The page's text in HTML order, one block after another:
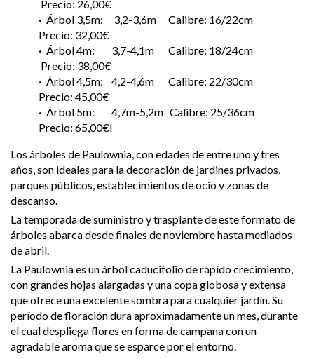
Precio: 26,00€
· Árbol 3,5m: 3,2-3,6m Calibre: 16/22cm
Precio: 32,00€
· Árbol 4m: 3,7-4,1m Calibre: 18/24cm
Precio: 38,00€
· Árbol 4,5m: 4,2-4,6m Calibre: 22/30cm
Precio: 45,00€
· Árbol 5m: 4,7m-5,2m Calibre: 25/36cm
Precio: 65,00€l
Los árboles de Paulownia, con edades de entre uno y tres
años, son ideales para la decoración de jardines privados,
parques públicos, establecimientos de ocio y zonas de
descanso.
La temporada de suministro y trasplante de este formato de
árboles abarca desde finales de noviembre hasta mediados
de abril.
La Paulownia es un árbol caducifolio de rápido crecimiento,
con grandes hojas alargadas y una copa globosa y extensa
que ofrece una excelente sombra para cualquier jardín. Su
período de floración dura aproximadamente un mes, durante
el cual despliega flores en forma de campana con un
agradable aroma que se esparce por el entorno.